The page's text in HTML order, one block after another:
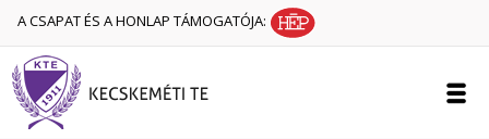
A CSAPAT ÉS A HONLAP TÁMOGATÓJA: